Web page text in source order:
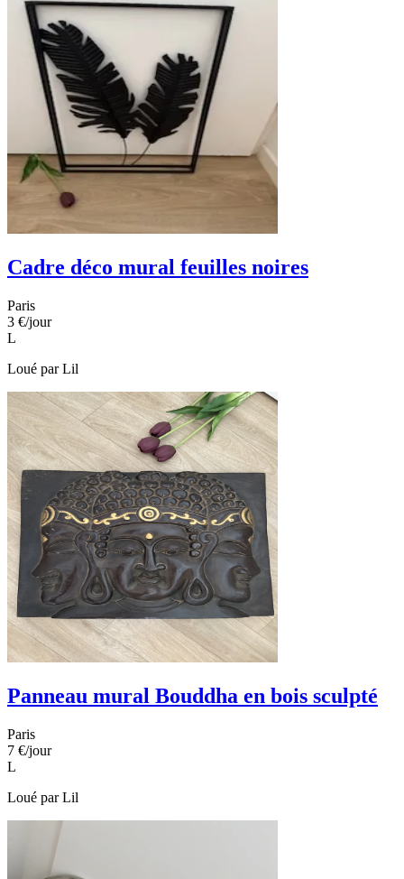
Cadre déco mural feuilles noires
Paris
3 €/jour
L
Loué parLil
Panneau mural Bouddha en bois sculpté
Paris
7 €/jour
L
Loué parLil